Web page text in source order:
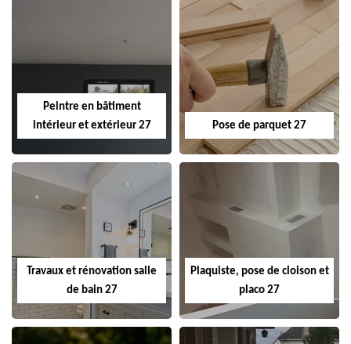
Peintre en bâtiment
intérieur et extérieur 27
Pose de parquet 27
Travaux et rénovation salle
de bain 27
Plaquiste, pose de cloison et
placo 27